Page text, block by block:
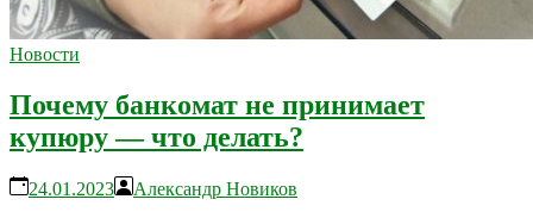
Новости
Почему банкомат не принимает
купюру — что делать?
24.01.2023
Александр Новиков